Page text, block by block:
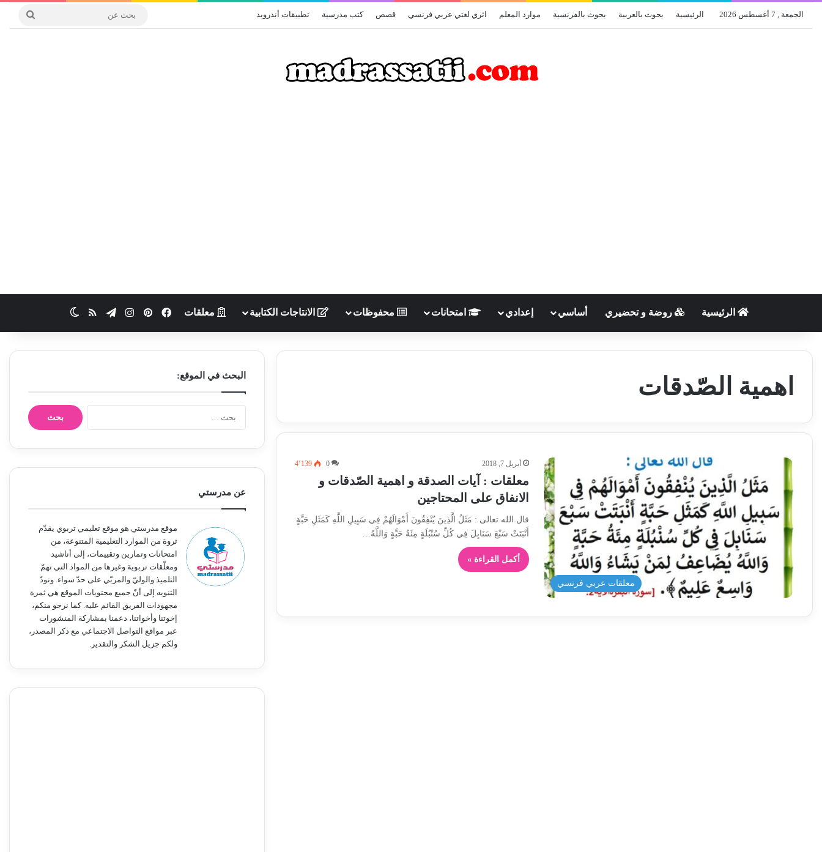
الجمعة , 7 أغسطس 2026 الرئيسية بحوث بالعربية بحوث بالفرنسية موارد المعلم اثري لغتي عربي فرنسي قصص كتب مدرسية تطبيقات أندرويد
الرئيسية روضة و تحضيري أساسي إعدادي امتحانات محفوظات الانتاجات الكتابية معلقات فيسبوكبينتيريستانستقرامتيلقرامملخص الموقع RSS
اهمية الصّدقات
معلقات عربي فرنسي
أبريل 7, 2018 0 4٬139
معلقات : آيات الصدقة و اهمية الصّدقات و
الانفاق على المحتاجين
قال الله تعالى : مَثَلُ الَّذِينَ يُنْفِقُونَ أَمْوَالَهُمْ فِي سَبِيلِ اللَّهِ كَمَثَلِ حَبَّةٍ
أَنْبَتَتْ سَبْعَ سَنَابِلَ فِي كُلِّ سُنْبُلَةٍ مِئَةُ حَبَّةٍ وَاللَّهُ…
أكمل القراءة »
البحث في الموقع:
ح
عن مدرستي
موقع مدرستي هو موقع تعليمي تربوي يقدّم
ثروة من الموارد التعليمية المتنوعة، من
امتحانات وتمارين وتقييمات، إلى أناشيد
ومعلّقات تربوية وغيرها من المواد التي تهمّ
التلميذ والوليّ والمربّي على حدّ سواء. ونودّ
التنويه إلى أنّ جميع محتويات الموقع هي ثمرة
مجهودات الفريق القائم عليه. كما نرجو منكم،
إخوتنا وأخواتنا، دعمنا بمشاركة المنشورات
عبر مواقع التواصل الاجتماعي مع ذكر المصدر،
ولكم جزيل الشكر والتقدير.